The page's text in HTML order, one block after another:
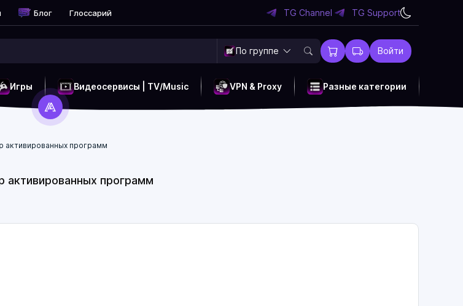
Блог Глоссарий TG Channel TG Support
По группе Войти
Игры Видеосервисы | TV/Music VPN & Proxy Разные категории
активированных программ
программ